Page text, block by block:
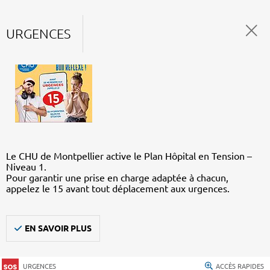
URGENCES
Le CHU de Montpellier active le Plan Hôpital en Tension –
Niveau 1.
Pour garantir une prise en charge adaptée à chacun,
appelez le 15 avant tout déplacement aux urgences.
EN SAVOIR PLUS
URGENCES ACCÈS RAPIDES